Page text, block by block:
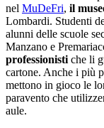
nel MuDeFri, il
Lombardi. Studenti
alunni delle scuole
Manzano e
professionisti che li
cartone. Anche i più
mettono in gioco le
paravento che
aule.